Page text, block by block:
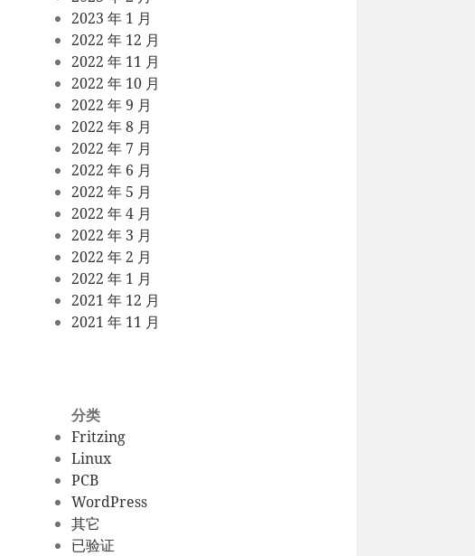
2023 年 1 月
2022 年 12 月
2022 年 11 月
2022 年 10 月
2022 年 9 月
2022 年 8 月
2022 年 7 月
2022 年 6 月
2022 年 5 月
2022 年 4 月
2022 年 3 月
2022 年 2 月
2022 年 1 月
2021 年 12 月
2021 年 11 月
分类
Fritzing
Linux
PCB
WordPress
其它
已验证